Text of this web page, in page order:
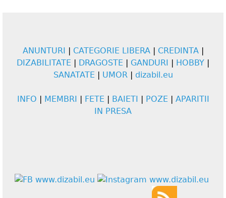
ANUNTURI | CATEGORIE LIBERA| CREDINTA|
DIZABILITATE | DRAGOSTE | GANDURI | HOBBY |
SANATATE | UMOR | dizabil.eu
INFO | MEMBRI | FETE | BAIETI | POZE | APARITII
IN PRESA